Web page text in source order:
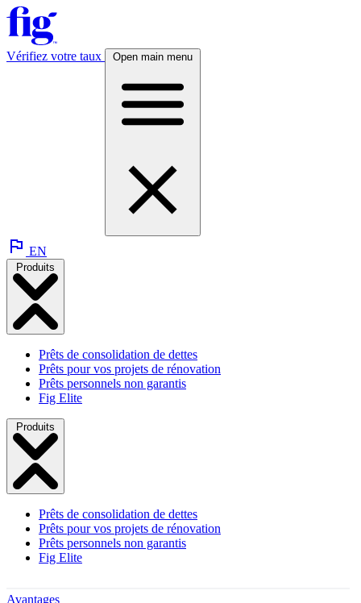
Vérifiez votre taux Open main menu
EN
Prêts de consolidation de dettes
Prêts pour vos projets de rénovation
Prêts personnels non garantis
Fig Elite
Prêts de consolidation de dettes
Prêts pour vos projets de rénovation
Prêts personnels non garantis
Fig Elite
Avantages